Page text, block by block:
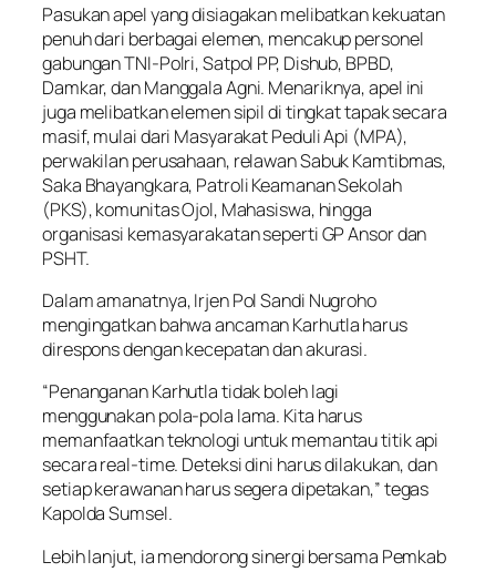
Pasukan apel yang disiagakan melibatkan kekuatan
penuh dari berbagai elemen, mencakup personel
gabungan TNI-Polri, Satpol PP, Dishub, BPBD,
Damkar, dan Manggala Agni. Menariknya, apel ini
juga melibatkan elemen sipil di tingkat tapak secara
masif, mulai dari Masyarakat Peduli Api (MPA),
perwakilan perusahaan, relawan Sabuk Kamtibmas,
Saka Bhayangkara, Patroli Keamanan Sekolah
(PKS), komunitas Ojol, Mahasiswa, hingga
organisasi kemasyarakatan seperti GP Ansor dan
PSHT.
Dalam amanatnya, Irjen Pol Sandi Nugroho
mengingatkan bahwa ancaman Karhutla harus
direspons dengan kecepatan dan akurasi.
“Penanganan Karhutla tidak boleh lagi
menggunakan pola-pola lama. Kita harus
memanfaatkan teknologi untuk memantau titik api
secara real-time. Deteksi dini harus dilakukan, dan
setiap kerawanan harus segera dipetakan,” tegas
Kapolda Sumsel.
Lebih lanjut, ia mendorong sinergi bersama Pemkab